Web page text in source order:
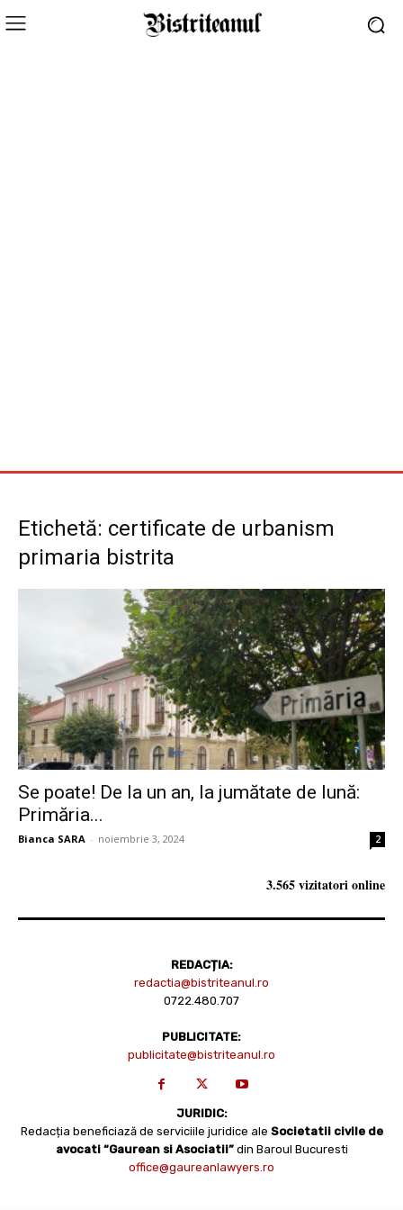
Etichetă: certificate de urbanism
primaria bistrita
Se poate! De la un an, la jumătate de lună:
Primăria...
Bianca SARA - noiembrie 3, 2024 2
3.565 vizitatori online
REDACȚIA:
redactia@bistriteanul.ro
0722.480.707
PUBLICITATE:
publicitate@bistriteanul.ro
JURIDIC:
Redacția beneficiază de serviciile juridice ale Societatii civile de
avocati “Gaurean si Asociatii” din Baroul Bucuresti
office@gaureanlawyers.ro